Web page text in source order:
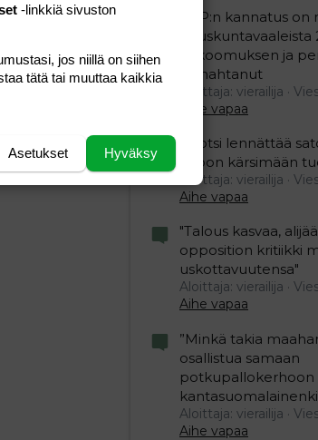
SDP:n kannatus on
eduskuntavaaleista
kokoomuksen ja
romahtanut
Aloittaja: vierailija
Aihe vapaa
Ruotsi lennättää
Viroon kärsimään
Aloittaja: vierailija
Aihe vapaa
"Talous kasvaa,
opposition kritiikki
uskottavuutensa"
Aloittaja: vierailija
Aihe vapaa
”Minkä takia
osallistua samaan
potkupallokerhoon
Aloittaja: vierailija
Aihe vapaa
-linkkiä sivuston
jos niillä on siihen
tätä tai muuttaa kaikkia
Hyväksy
Asetukset